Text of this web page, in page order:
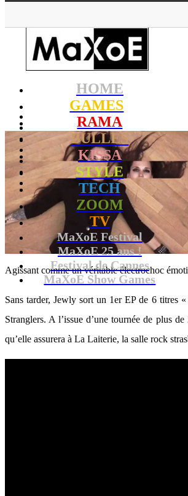
HOME
GAMES
RAMA
BULLES
KISSA
STYLE
TECH
ZOOM
TV
MaXoE Festival
MaXoE 25 ans !
Festival de Cannes
MaXoE Show Games
Agissant comme un véritable électrochoc
Sans tarder, Jewly sort un 1er EP de 6 titres «
Stranglers. A l’issue d’une tournée de plus
qu’elle assurera à La Laiterie, la salle rock